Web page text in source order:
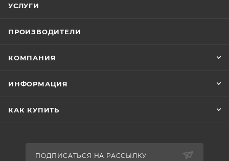
УСЛУГИ
ПРОИЗВОДИТЕЛИ
КОМПАНИЯ
ИНФОРМАЦИЯ
КАК КУПИТЬ
ПОДПИСАТЬСЯ НА РАССЫЛКУ